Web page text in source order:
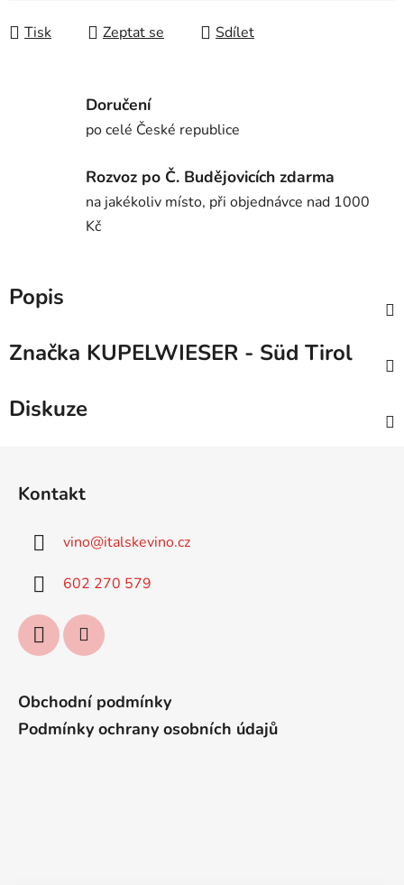
Tisk Zeptat se Sdílet
Doručení
po celé České republice
Rozvoz po Č. Budějovicích zdarma
na jakékoliv místo, při objednávce nad 1000
Kč
Popis
Značka KUPELWIESER - Süd Tirol
Diskuze
Kontakt
vino@italskevino.cz
602 270 579
Obchodní podmínky
Podmínky ochrany osobních údajů